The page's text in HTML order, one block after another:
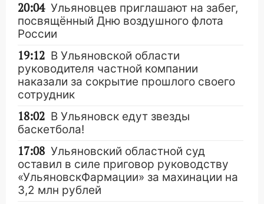
20:04 Ульяновцев приглашают на забег,
посвящённый Дню воздушного флота
России
19:12 В Ульяновской области
руководителя частной компании
наказали за сокрытие прошлого своего
сотрудник
18:02 В Ульяновск едут звезды
баскетбола!
17:08 Ульяновский областной суд
оставил в силе приговор руководству
«УльяновскФармации» за махинации на
3,2 млн рублей